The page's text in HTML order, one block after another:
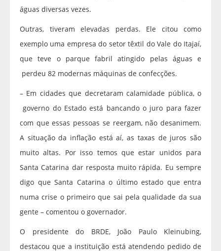
águas diversas vezes.
Outras, tiveram elevadas perdas. Ele citou como
exemplo uma empresa do setor têxtil do Vale do Itajaí,
que teve o parque fabril atingido pelas águas e
perdeu 82 modernas máquinas de confecções.
– Em cidades que decretaram calamidade pública, o
governo do Estado está bancando o juro para fazer
com que essas pessoas se reergam, não desanimem.
A situação da inflação está aí, as taxas de juros são
muito altas. Por isso temos que estar unidos para
Santa Catarina dar resposta muito rápida. Eu sempre
digo que Santa Catarina o último estado que entra
numa crise o primeiro que sai pela qualidade da sua
gente – comentou o governador.
O presidente do BRDE, João Paulo Kleinubing,
destacou que a instituição está atendendo pedido de